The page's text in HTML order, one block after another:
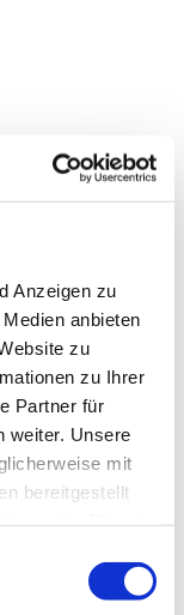
Anzeigen zu
anbieten
zu
zu Ihrer
Partner für
weiter. Unsere
mit
bereitgestellt